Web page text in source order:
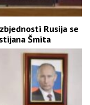
Rusija se
Šmita